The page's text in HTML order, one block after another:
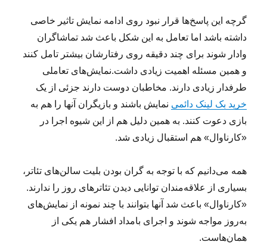
گرچه این پاسخ‌ها قرار نبود روی ادامه نمایش تاثیر خاصی
داشته باشد اما تعامل به این شکل باعث شد تماشاگران
وادار شوند برای چند دقیقه روی رفتارشان بیشتر تامل کنند
و همین مسئله اهمیت زیادی داشت.نمایش‌های تعاملی
طرفدار زیادی دارند. مخاطبان دوست دارند جزئی از یک
خرید بک لینک دائمی نمایش باشند و بازیگران آنها را هم به
بازی دعوت کنند. به همین دلیل هم از این شیوه اجرا در
«کارناوال» هم استقبال زیادی شد.
همه می‌دانیم که با توجه به گران بودن بلیت سالن‌های تئاتر،
بسیاری از علاقه‌مندان توانایی دیدن تئاترهای روز را ندارند.
«کارناوال» باعث شد آنها بتوانند با چند نمونه از نمایش‌های
به‌روز مواجه شوند و اجرای بامداد افشار هم یکی از
همان‌هاست.